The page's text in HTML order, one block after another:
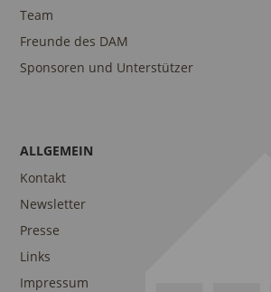
Team
Freunde des DAM
Sponsoren und Unterstützer
ALLGEMEIN
Kontakt
Newsletter
Presse
Links
Impressum